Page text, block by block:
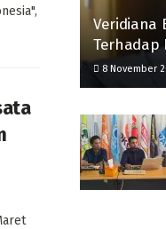
Veridiana
Terhadap
8 November